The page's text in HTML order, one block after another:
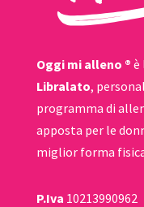
Oggi mi alleno ® è
Libralato,
programma di
apposta per le
miglior forma
P.Iva 10213990962